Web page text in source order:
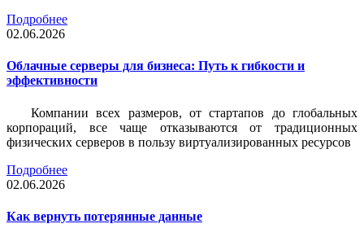
Подробнее
02.06.2026
Облачные серверы для бизнеса: Путь к гибкости и
эффективности
Компании всех размеров, от стартапов до глобальных
корпораций, все чаще отказываются от традиционных
физических серверов в пользу виртуализированных ресурсов
Подробнее
02.06.2026
Как вернуть потерянные данные